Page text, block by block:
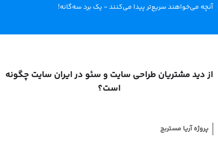
آنچه می‌خواهند سریع‌تر پیدا می‌کنند - یک برد سه‌گانه!
از دید مشتریان طراحی سایت و سئو در ایران سایت چگونه
است؟
پروژه آریا مستربچ